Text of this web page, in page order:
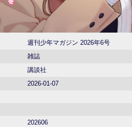
週刊少年マガジン 2026年6号
雑誌
講談社
2026-01-07
202606